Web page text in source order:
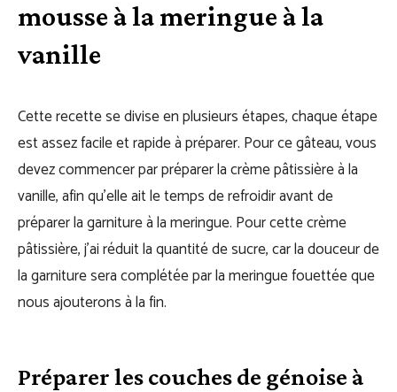
mousse à la meringue à la
vanille
Cette recette se divise en plusieurs étapes, chaque étape
est assez facile et rapide à préparer. Pour ce gâteau, vous
devez commencer par préparer la crème pâtissière à la
vanille, afin qu’elle ait le temps de refroidir avant de
préparer la garniture à la meringue. Pour cette crème
pâtissière, j’ai réduit la quantité de sucre, car la douceur de
la garniture sera complétée par la meringue fouettée que
nous ajouterons à la fin.
Préparer les couches de génoise à